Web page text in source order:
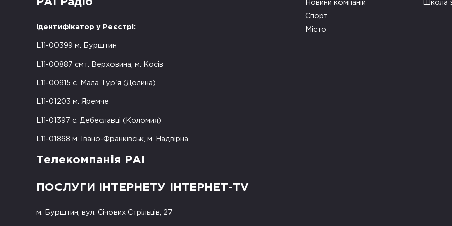
РАІ Радіо
Ідентифікатор у Реєстрі:
L11-00399 м. Бурштин
L11-00887 смт. Верховина, м. Косів
L11-00915 с. Мала Тур'я (Долина)
L11-01203 м. Яремче
L11-01397 с. Дебеславці (Коломия)
L11-01868 м. Івано-Франківськ, м. Надвірна
Телекомпанія РАІ
ПОСЛУГИ ІНТЕРНЕТУ ІНТЕРНЕТ-TV
м. Бурштин, вул. Січових Стрільців, 27
Новини компаній
Спорт
Місто
Школа